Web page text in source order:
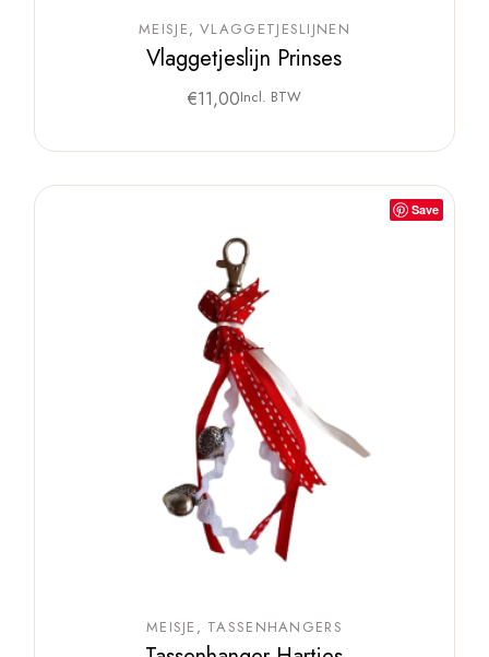
MEISJE VLAGGETJESLIJNEN
Vlaggetjeslijn Prinses
€11,00Incl. BTW
Save
MEISJE TASSENHANGERS